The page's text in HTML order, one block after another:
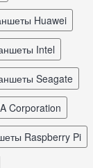
Huawei
Intel
Seagate
Corporation
Raspberry Pi